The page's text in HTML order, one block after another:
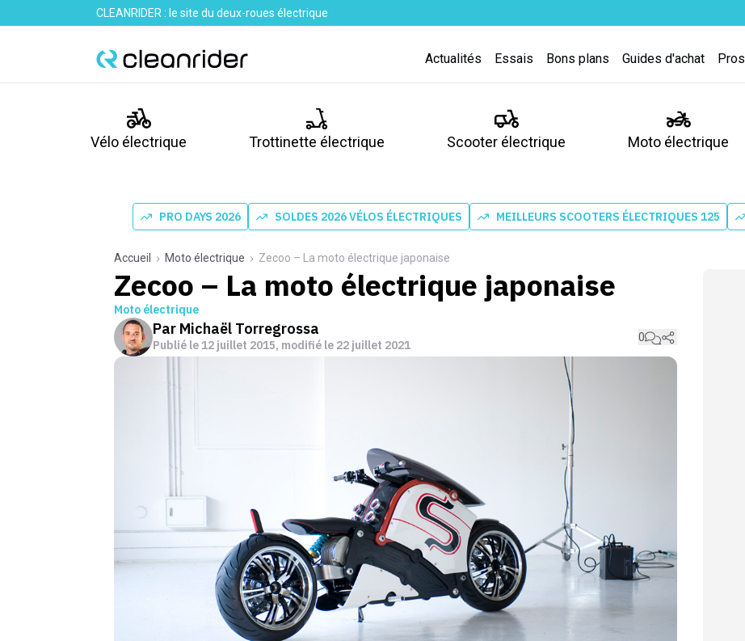
CLEANRIDER : le site du deux-roues électrique
Actualités Essais Bons plans Guides d'achat Pros
Vélo électrique Trottinette électrique Scooter électrique Moto électrique
PRO DAYS 2026 SOLDES 2026 VÉLOS ÉLECTRIQUES MEILLEURS SCOOTERS ÉLECTRIQUES 125
Accueil Moto électrique Zecoo – La moto électrique japonaise
Zecoo – La moto électrique japonaise
Moto électrique
Par Michaël Torregrossa
Publié le12 juillet 2015, modifié le 22 juillet 2021
0